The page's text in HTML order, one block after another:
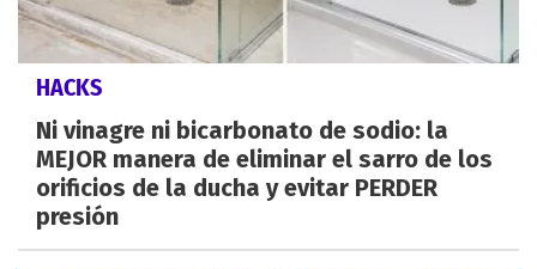
HACKS
Ni vinagre ni bicarbonato de sodio: la
MEJOR manera de eliminar el sarro de los
orificios de la ducha y evitar PERDER
presión